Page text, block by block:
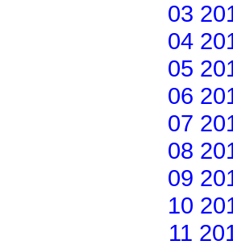
03
04
05
06
07
08
09
10
11